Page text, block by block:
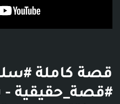
قصة كاملة
#قصة_حقيقية -